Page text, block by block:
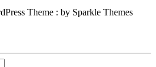
Theme : by Sparkle Themes